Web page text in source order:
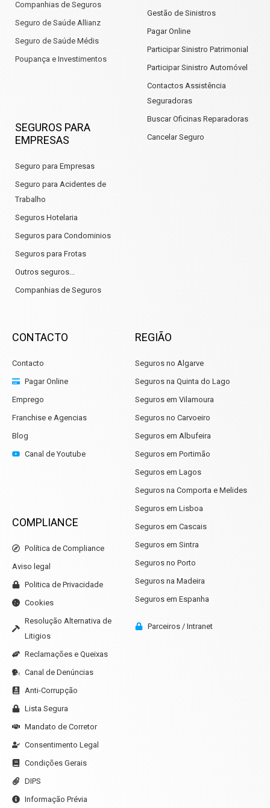
Companhias de Seguros
Seguro de Saúde Allianz
Seguro de Saúde Médis
Poupança e Investimentos
SEGUROS PARA
EMPRESAS
Seguro para Empresas
Seguro para Acidentes de
Trabalho
Seguros Hotelaria
Seguros para Condominios
Seguros para Frotas
Outros seguros...
Companhias de Seguros
Gestão de Sinistros
Pagar Online
Participar Sinistro Patrimonial
Participar Sinistro Automóvel
Contactos Assistência
Seguradoras
Buscar Oficinas Reparadoras
Cancelar Seguro
CONTACTO
Contacto
Pagar Online
Emprego
Franchise e Agencias
Blog
Canal de Youtube
COMPLIANCE
Política de Compliance
Aviso legal
Politica de Privacidade
Cookies
Resolução Alternativa de
Litigios
Reclamações e Queixas
Canal de Denúncias
Anti-Corrupção
Lista Segura
Mandato de Corretor
Consentimento Legal
Condições Gerais
DIPS
Informação Prévia
REGIÃO
Seguros no Algarve
Seguros na Quinta do Lago
Seguros em Vilamoura
Seguros no Carvoeiro
Seguros em Albufeira
Seguros em Portimão
Seguros em Lagos
Seguros na Comporta e Melides
Seguros em Lisboa
Seguros em Cascais
Seguros em Sintra
Seguros no Porto
Seguros na Madeira
Seguros em Espanha
Parceiros / Intranet